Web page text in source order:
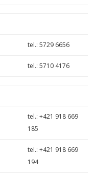
tel.: 5729 6656
tel.: 5710 4176
tel.: +421 918 669
185
tel.: +421 918 669
194